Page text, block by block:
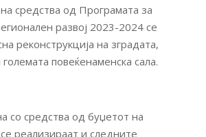
средства од Програмата за
развој 2023-2024 се
реконструкција на зградата,
повеќенаменска сала.
со средства од буџетот на
реализираат и следните